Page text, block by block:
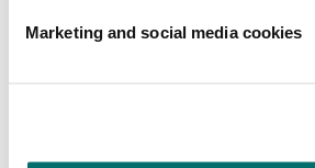
Marketing and social media cookies